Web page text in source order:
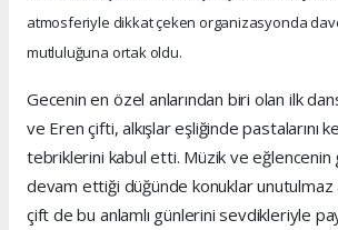
atmosferiyle dikkat çeken organizasyonda
mutluluğuna ortak oldu.
Gecenin en özel anlarından biri olan ilk
ve Eren çifti, alkışlar eşliğinde pastalarını
tebriklerini kabul etti. Müzik ve eğlencenin
devam ettiği düğünde konuklar unutulmaz
çift de bu anlamlı günlerini sevdikleriyle